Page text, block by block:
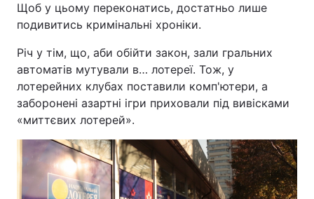
Головна Війна
Економіка Світ
Спорт Наука
Щоб у цьому переконатись, достатньо лише
подивитись кримінальні хроніки.
Річ у тім, що, аби обійти закон, зали гральних
автоматів мутували в… лотереї. Тож, у
лотерейних клубах поставили комп'ютери, а
заборонені азартні ігри приховали під вивісками
«миттєвих лотерей».